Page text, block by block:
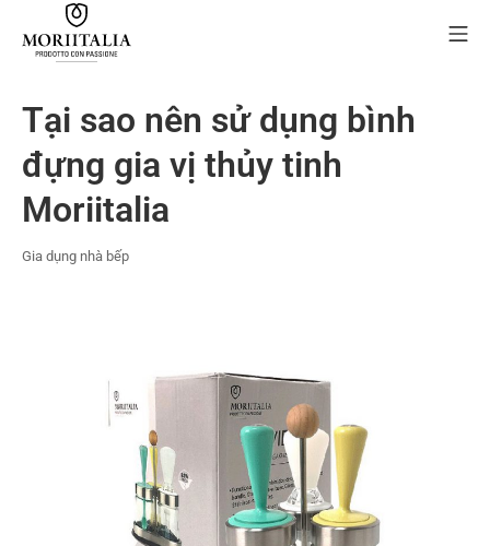
Tại sao nên sử dụng bình
đựng gia vị thủy tinh
Moriitalia
Gia dụng nhà bếp